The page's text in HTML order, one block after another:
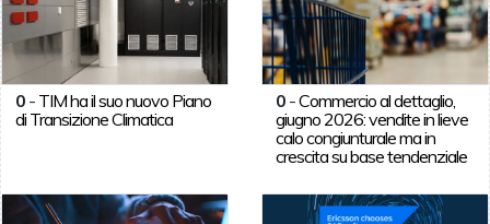
0- TIM ha il suo nuovo Piano
di Transizione Climatica
0-Commercio al dettaglio,
giugno 2026: vendite in lieve
calo congiunturale ma in
crescita su base tendenziale